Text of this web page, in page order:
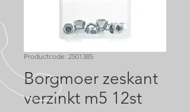
Productcode: 2501385
Borgmoer zeskant
verzinkt m5 12st